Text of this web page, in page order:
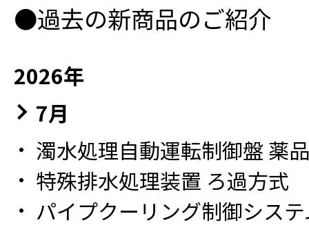
●過去の新商品のご紹介
2026年
7月
濁水処理自動運転制御盤 薬
特殊排水処理装置 ろ過方式
パイプクーリング制御シス